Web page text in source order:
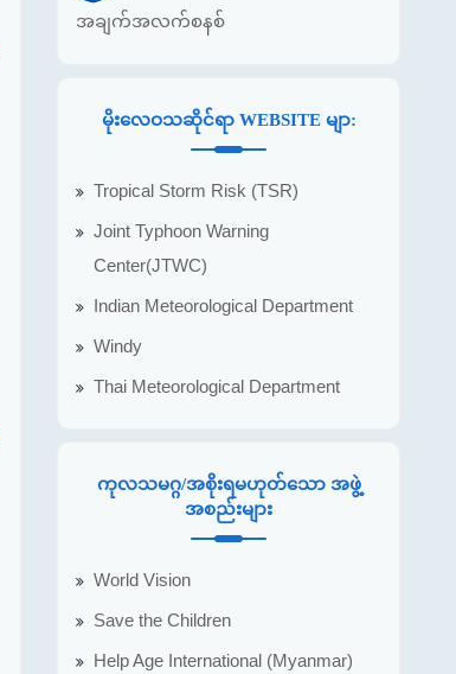
အချက်အလက်စနစ်
မိုးလေဝသဆိုင်ရာ WEBSITE မျာ:
Tropical Storm Risk (TSR)
Joint Typhoon Warning
Center(JTWC)
Indian Meteorological Department
Windy
Thai Meteorological Department
ကုလသမဂ္ဂ/အစိုးရမဟုတ်သော အဖွဲ့
အစည်းများ
World Vision
Save the Children
Help Age International (Myanmar)